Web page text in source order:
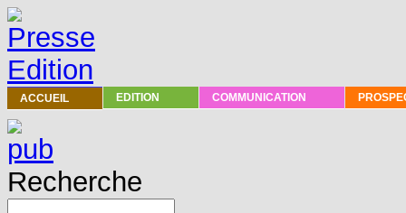
PRESSE EDITION COMMUNICATION
ACCUEIL
Recherche